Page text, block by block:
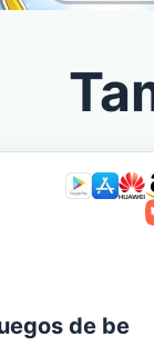
de be